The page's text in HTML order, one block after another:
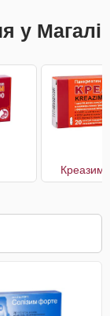
у Магалі
Креазим